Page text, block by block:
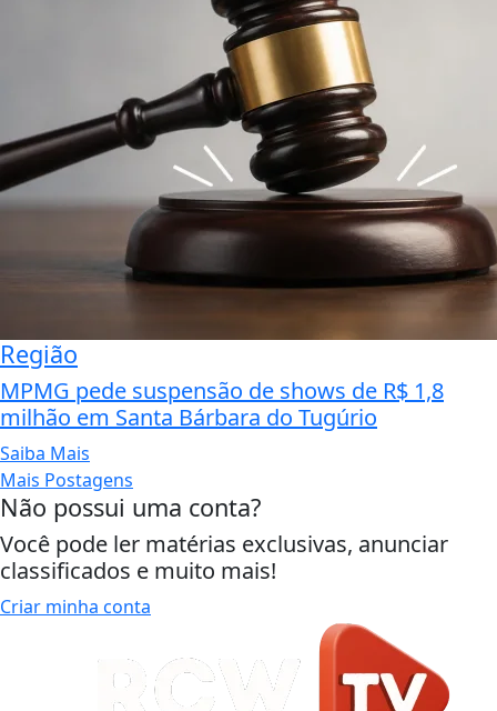
Região
MPMG pede suspensão de shows de R$ 1,8
milhão em Santa Bárbara do Tugúrio
Saiba Mais
Mais Postagens
Não possui uma conta?
Você pode ler matérias exclusivas, anunciar
classificados e muito mais!
Criar minha conta